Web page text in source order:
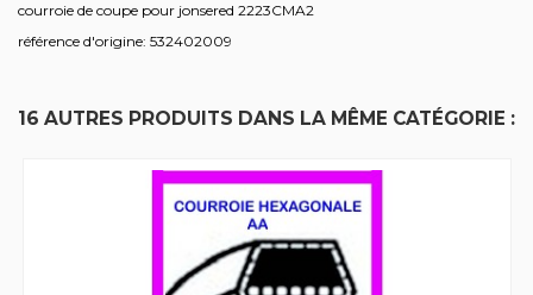
courroie de coupe pour jonsered 2223CMA2
référence d'origine: 532402009
16 AUTRES PRODUITS DANS LA MÊME CATÉGORIE :